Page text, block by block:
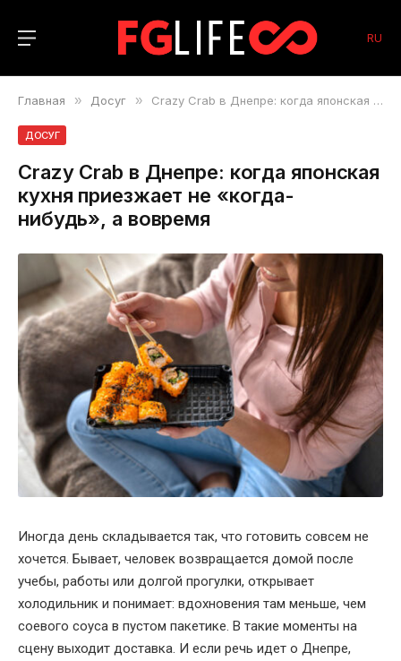
RU
Главная » Досуг » Crazy Crab в Днепре: когда японская кухня приезжает не «когда-нибудь», а вовремя
ДОСУГ
Crazy Crab в Днепре: когда японская
кухня приезжает не «когда-
нибудь», а вовремя
Иногда день складывается так, что готовить совсем не
хочется. Бывает, человек возвращается домой после
учебы, работы или долгой прогулки, открывает
холодильник и понимает: вдохновения там меньше, чем
соевого соуса в пустом пакетике. В такие моменты на
сцену выходит доставка. И если речь идет о Днепре,